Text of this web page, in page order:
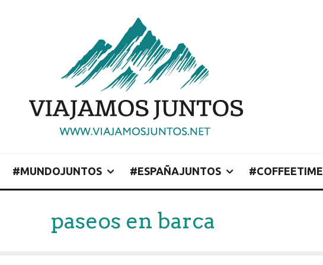
#MUNDOJUNTOS #ESPAÑAJUNTOS #COFFEETIME
paseos en barca